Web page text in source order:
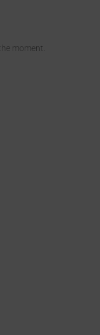
moment.